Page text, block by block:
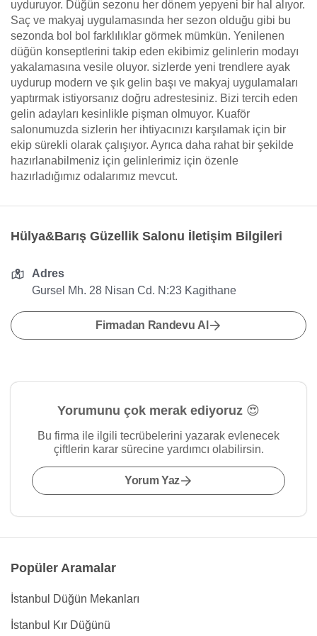
uyduruyor. Düğün sezonu her dönem yepyeni bir hal alıyor.
Saç ve makyaj uygulamasında her sezon olduğu gibi bu
sezonda bol bol farklılıklar görmek mümkün. Yenilenen
düğün konseptlerini takip eden ekibimiz gelinlerin modayı
yakalamasına vesile oluyor. sizlerde yeni trendlere ayak
uydurup modern ve şık gelin başı ve makyaj uygulamaları
yaptırmak istiyorsanız doğru adrestesiniz. Bizi tercih eden
gelin adayları kesinlikle pişman olmuyor. Kuaför
salonumuzda sizlerin her ihtiyacınızı karşılamak için bir
ekip sürekli olarak çalışıyor. Ayrıca daha rahat bir şekilde
hazırlanabilmeniz için gelinlerimiz için özenle
hazırladığımız odalarımız mevcut.
Hülya&Barış Güzellik Salonu İletişim Bilgileri
Adres
Gursel Mh. 28 Nisan Cd. N:23 Kagithane
Firmadan Randevu Al
Yorumunu çok merak ediyoruz 😍
Bu firma ile ilgili tecrübelerini yazarak evlenecek
çiftlerin karar sürecine yardımcı olabilirsin.
Yorum Yaz
Popüler Aramalar
İstanbul Düğün Mekanları
İstanbul Kır Düğünü